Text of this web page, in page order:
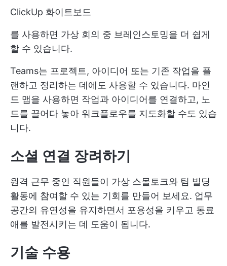
ClickUp 화이트보드
를 사용하면 가상 회의 중 브레인스토밍을 더 쉽게
할 수 있습니다.
Teams는 프로젝트, 아이디어 또는 기존 작업을 플
랜하고 정리하는 데에도 사용할 수 있습니다. 마인
드 맵을 사용하면 작업과 아이디어를 연결하고, 노
드를 끌어다 놓아 워크플로우를 지도화할 수도 있습
니다.
소셜 연결 장려하기
원격 근무 중인 직원들이 가상 스몰토크와 팀 빌딩
활동에 참여할 수 있는 기회를 만들어 보세요. 업무
공간의 유연성을 유지하면서 포용성을 키우고 동료
애를 발전시키는 데 도움이 됩니다.
기술 수용